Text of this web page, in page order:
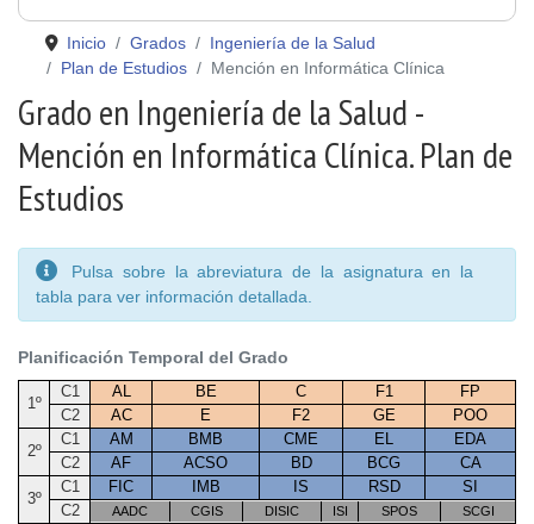
Inicio Grados
Ingeniería de la Salud
Plan de Estudios
Mención en Informática Clínica
Grado en Ingeniería de la Salud -
Mención en Informática Clínica. Plan de
Estudios
Pulsa sobre la abreviatura de la asignatura en la
tabla para ver información detallada.
Planificación Temporal del Grado
1º
C1 AL BE C F1
FP
C2
AC E F2 GE POO
2º
C1 AM BMB CME EL
EDA
C2
AF ACSO BD BCG CA
3º
C1 FIC IMB IS RSD
SI
C2
AADC CGIS DISIC ISI SPOS SCGI